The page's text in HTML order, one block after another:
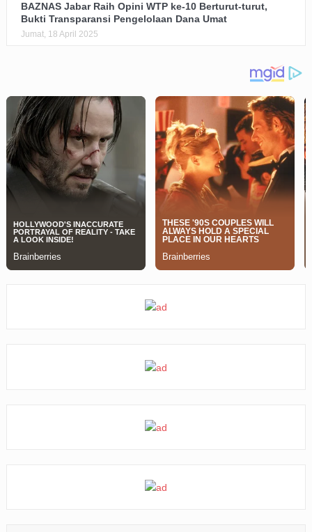
BAZNAS Jabar Raih Opini WTP ke-10 Berturut-turut,
Bukti Transparansi Pengelolaan Dana Umat
Jumat, 18 April 2025